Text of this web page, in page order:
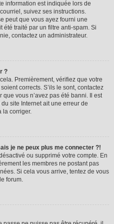
information est indiquée lors de
suivez ses instructions.
peut que vous ayez fourni une
traité par un filtre anti-spam. Si
contactez un administrateur.
?
Premièrement, vérifiez que votre
corrects. S’ils le sont, contactez
vous n’avez pas été banni. Il est
site Internet ait une erreur de
la corriger.
je ne peux plus me connecter ?!
ou supprimé votre compte. En
les membres ne postant pas
Si cela vous arrive, tentez de vous
forum.